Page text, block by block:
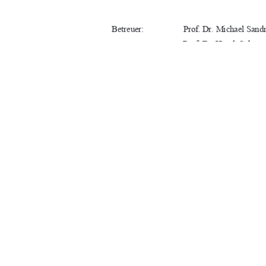
Betreuer: Prof. Dr. Michael
Prof. Dr. Heralt Schöne